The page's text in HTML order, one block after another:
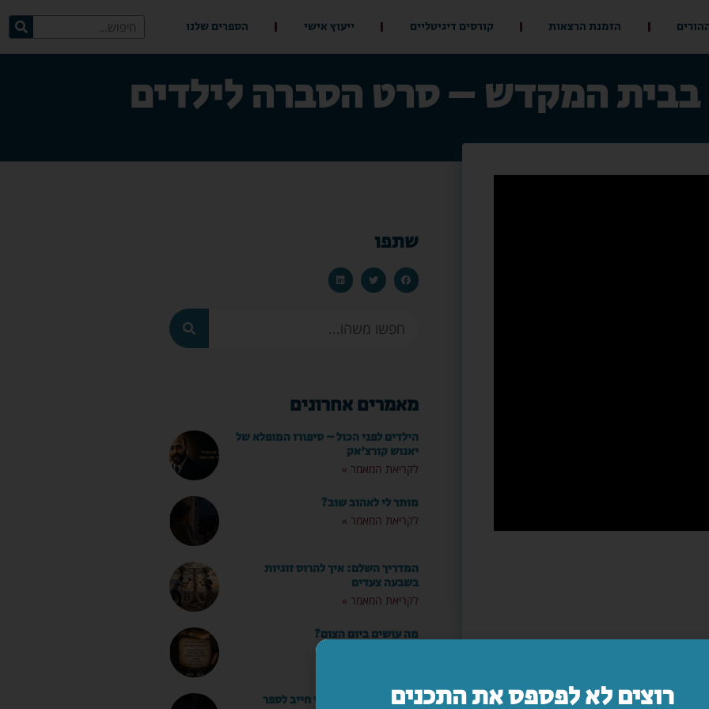
הזמנת הרצאות קורסים דיגיטליים ייעוץ אישי הספרים שלנו
המקדש – סרט הסברה לילדים
שתפו
מאמרים אחרונים
הילדים לפני הכול – סיפורו המופלא של
יאנוש קורצ'אק
לקריאת המאמר »
מותר לי לאהוב שוב?
לקריאת המאמר »
המדריך השלם: איך להרוס זוגיות
בשבעה צעדים
לקריאת המאמר »
מה עושים ביום הצום?
"אמא, יש משהו שאני חייב לספררוצים לא לפספס את התכנים